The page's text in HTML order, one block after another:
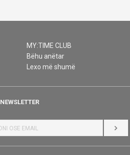
MY:TIME CLUB
Bëhu anëtar
Lexo më shumë
NEWSLETTER
HYR